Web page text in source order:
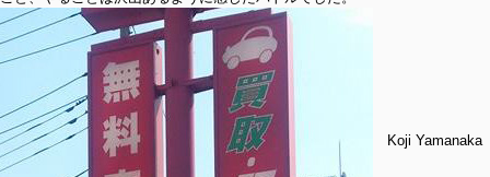
Koji Yamanaka